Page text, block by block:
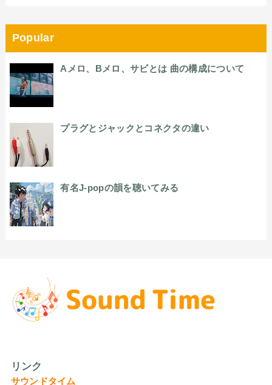
Popular
Aメロ、Bメロ、サビとは 曲の構成について
プラグとジャックとコネクタの違い
有名J-popの韻を聴いてみる
リンク
サウンドタイム